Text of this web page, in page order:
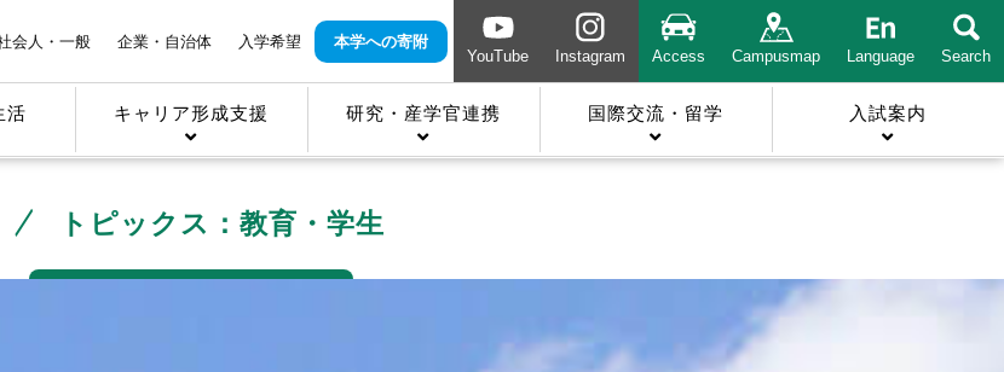
会人・一般 企業・自治体 入学希望
本学への寄附
YouTube
Instagram Access Campusmap Language Search
活 キャリア形成支援 研究・産学官連携 国際交流・留学 入試案内
トピックス：教育・学生